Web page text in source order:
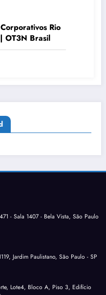
Rio
OT3N Brasil
- Sala 1407 - Bela Vista, São Paulo
Jardim Paulistano, São Paulo - SP
Lote4, Bloco A, Piso 3, Edifício